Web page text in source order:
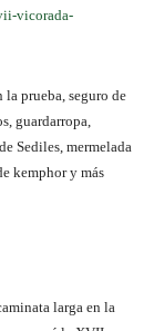
vicorada-
prueba, seguro de
guardarropa,
Sediles, mermelada
kemphor y más
larga en la